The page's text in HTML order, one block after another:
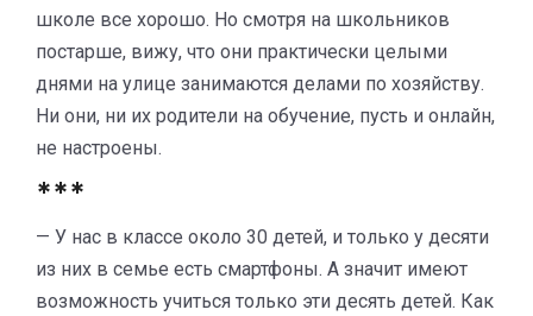
школе все хорошо. Но смотря на школьников
постарше, вижу, что они практически целыми
днями на улице занимаются делами по хозяйству.
Ни они, ни их родители на обучение, пусть и онлайн,
не настроены.
***
— У нас в классе около 30 детей, и только у десяти
из них в семье есть смартфоны. А значит имеют
возможность учиться только эти десять детей. Как